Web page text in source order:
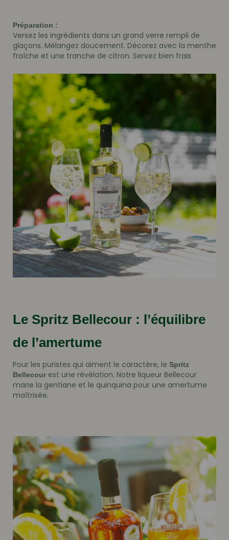
Préparation :
Versez les ingrédients dans un grand verre rempli de
glaçons. Mélangez doucement. Décorez avec la menthe
fraîche et une tranche de citron. Servez bien frais.
Le Spritz Bellecour : l’équilibre
de l’amertume
Pour les puristes qui aiment le caractère, le Spritz
Bellecour est une révélation. Notre liqueur Bellecour
marie la gentiane et le quinquina pour une amertume
maîtrisée.